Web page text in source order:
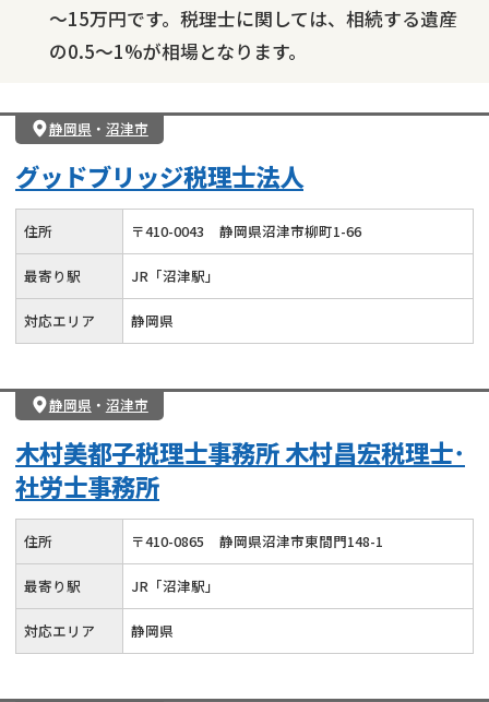
～15万円です。税理士に関しては、相続する遺産
の0.5～1%が相場となります。
静岡県 ・ 沼津市
グッドブリッジ税理士法人
住所 〒410-0043 静岡県沼津市柳町1-66
最寄り駅 JR「沼津駅」
対応エリア 静岡県
静岡県 ・ 沼津市
木村美都子税理士事務所 木村昌宏税理士･
社労士事務所
住所 〒410-0865 静岡県沼津市東間門148-1
最寄り駅 JR「沼津駅」
対応エリア 静岡県